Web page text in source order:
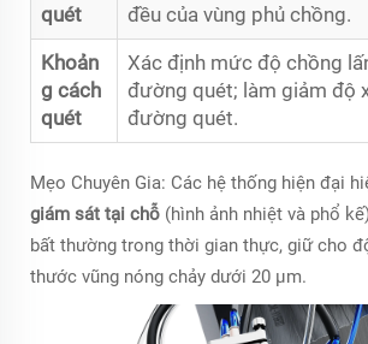
quét
đều của vùng phủ chồng.
Khoản
g cách
quét
Xác định mức độ chồng
đường quét; làm giảm độ
đường quét.
Mẹo Chuyên Gia: Các hệ thống hiện đại
giám sát tại chỗ (hình ảnh nhiệt và phổ
bất thường trong thời gian thực, giữ cho
thước vũng nóng chảy dưới 20 μm.